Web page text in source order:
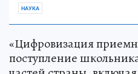
НАУКА
«Цифровизация
поступление